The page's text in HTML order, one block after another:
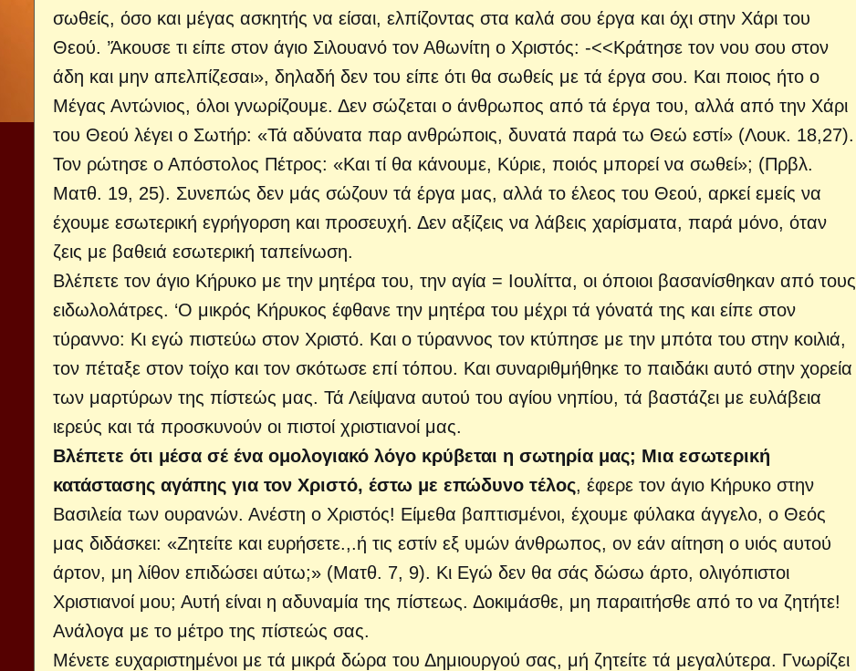
σωθείς, όσο και μέγας ασκητής να είσαι, ελπίζοντας στα καλά σου έργα και όχι στην Χάρι του
Θεού. ’Άκουσε τι είπε στον άγιο Σιλουανό τον Αθωνίτη ο Χριστός: -<<Κράτησε τον νου σου στον
άδη και μην απελπίζεσαι», δηλαδή δεν του είπε ότι θα σωθείς με τά έργα σου. Και ποιος ήτο ο
Μέγας Αντώνιος, όλοι γνωρίζουμε. Δεν σώζεται ο άνθρωπος από τά έργα του, αλλά από την Χάρι
του Θεού λέγει ο Σωτήρ: «Τά αδύνατα παρ ανθρώποις, δυνατά παρά τω Θεώ εστί» (Λουκ. 18,27).
Τον ρώτησε ο Απόστολος Πέτρος: «Και τί θα κάνουμε, Κύριε, ποιός μπορεί να σωθεί»; (Πρβλ.
Ματθ. 19, 25). Συνεπώς δεν μάς σώζουν τά έργα μας, αλλά το έλεος του Θεού, αρκεί εμείς να
έχουμε εσωτερική εγρήγορση και προσευχή. Δεν αξίζεις να λάβεις χαρίσματα, παρά μόνο, όταν
ζεις με βαθειά εσωτερική ταπείνωση.
Βλέπετε τον άγιο Κήρυκο με την μητέρα του, την αγία = Ιουλίττα, οι όποιοι βασανίσθηκαν από τους
ειδωλολάτρες. ‘Ο μικρός Κήρυκος έφθανε την μητέρα του μέχρι τά γόνατά της και είπε στον
τύραννο: Κι εγώ πιστεύω στον Χριστό. Και ο τύραννος τον κτύπησε με την μπότα του στην κοιλιά,
τον πέταξε στον τοίχο και τον σκότωσε επί τόπου. Και συναριθμήθηκε το παιδάκι αυτό στην χορεία
των μαρτύρων της πίστεώς μας. Τά Λείψανα αυτού του αγίου νηπίου, τά βαστάζει με ευλάβεια
ιερεύς και τά προσκυνούν οι πιστοί χριστιανοί μας.
Βλέπετε ότι μέσα σέ ένα ομολογιακό λόγο κρύβεται η σωτηρία μας; Μια εσωτερική
κατάστασης αγάπης για τον Χριστό, έστω με επώδυνο τέλος, έφερε τον άγιο Κήρυκο στην
Βασιλεία των ουρανών. Ανέστη ο Χριστός! Είμεθα βαπτισμένοι, έχουμε φύλακα άγγελο, ο Θεός
μας διδάσκει: «Ζητείτε και ευρήσετε.,.ή τις εστίν εξ υμών άνθρωπος, ον εάν αίτηση ο υιός αυτού
άρτον, μη λίθον επιδώσει αύτω;» (Ματθ. 7, 9). Κι Εγώ δεν θα σάς δώσω άρτο, ολιγόπιστοι
Χριστιανοί μου; Αυτή είναι η αδυναμία της πίστεως. Δοκιμάσθε, μη παραιτήσθε από το να ζητήτε!
Ανάλογα με το μέτρο της πίστεώς σας.
Μένετε ευχαριστημένοι με τά μικρά δώρα του Δημιουργού σας, μή ζητείτε τά μεγαλύτερα. Γνωρίζει